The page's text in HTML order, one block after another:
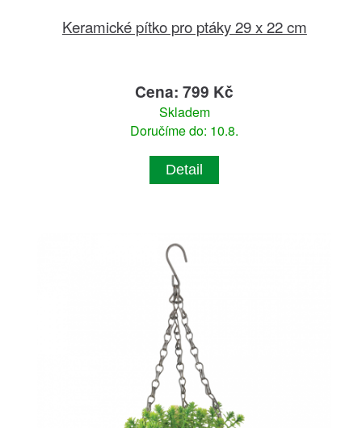
Keramické pítko pro ptáky 29 x 22 cm
Cena: 799 Kč
Skladem
Doručíme do: 10.8.
Detail